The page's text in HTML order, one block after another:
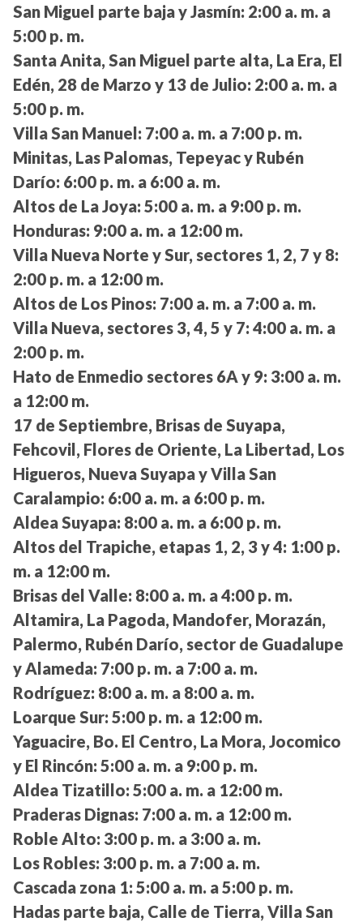
San Miguel parte baja y Jasmín: 2:00 a. m. a
5:00 p. m.
Santa Anita, San Miguel parte alta, La Era, El
Edén, 28 de Marzo y 13 de Julio: 2:00 a. m. a
5:00 p. m.
Villa San Manuel: 7:00 a. m. a 7:00 p. m.
Minitas, Las Palomas, Tepeyac y Rubén
Darío: 6:00 p. m. a 6:00 a. m.
Altos de La Joya: 5:00 a. m. a 9:00 p. m.
Honduras: 9:00 a. m. a 12:00 m.
Villa Nueva Norte y Sur, sectores 1, 2, 7 y 8:
2:00 p. m. a 12:00 m.
Altos de Los Pinos: 7:00 a. m. a 7:00 a. m.
Villa Nueva, sectores 3, 4, 5 y 7: 4:00 a. m. a
2:00 p. m.
Hato de Enmedio sectores 6A y 9: 3:00 a. m.
a 12:00 m.
17 de Septiembre, Brisas de Suyapa,
Fehcovil, Flores de Oriente, La Libertad, Los
Higueros, Nueva Suyapa y Villa San
Caralampio: 6:00 a. m. a 6:00 p. m.
Aldea Suyapa: 8:00 a. m. a 6:00 p. m.
Altos del Trapiche, etapas 1, 2, 3 y 4: 1:00 p.
m. a 12:00 m.
Brisas del Valle: 8:00 a. m. a 4:00 p. m.
Altamira, La Pagoda, Mandofer, Morazán,
Palermo, Rubén Darío, sector de Guadalupe
y Alameda: 7:00 p. m. a 7:00 a. m.
Rodríguez: 8:00 a. m. a 8:00 a. m.
Loarque Sur: 5:00 p. m. a 12:00 m.
Yaguacire, Bo. El Centro, La Mora, Jocomico
y El Rincón: 5:00 a. m. a 9:00 p. m.
Aldea Tizatillo: 5:00 a. m. a 12:00 m.
Praderas Dignas: 7:00 a. m. a 12:00 m.
Roble Alto: 3:00 p. m. a 3:00 a. m.
Los Robles: 3:00 p. m. a 7:00 a. m.
Cascada zona 1: 5:00 a. m. a 5:00 p. m.
Hadas parte baja, Calle de Tierra, Villa San